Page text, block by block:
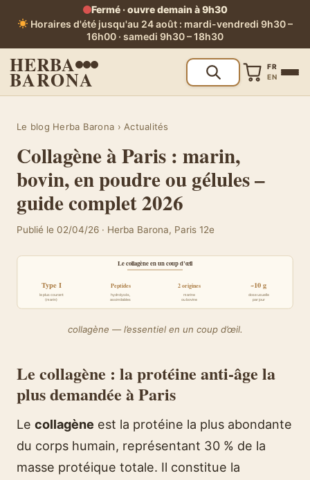
Fermé · ouvre demain à 9h30
Horaires d'été jusqu'au 24 août : mardi-vendredi 9h30 –
16h00 · samedi 9h30 – 18h30
HERBA
BARONA
FR
EN
Le blog Herba Barona › Actualités
Collagène à Paris : marin,
bovin, en poudre ou gélules –
guide complet 2026
Publié le 02/04/26 · Herba Barona, Paris 12e
Le collagène en un coup d’œil
Type I Peptides 2 origines ~10 g
le plus courant
(marin)
hydrolysés,
assimilables
marine
ou bovine
dose usuelle
par jour
collagène — l’essentiel en un coup d’œil.
Le collagène : la protéine anti-âge la
plus demandée à Paris
Le collagène est la protéine la plus abondante
du corps humain, représentant 30 % de la
masse protéique totale. Il constitue la